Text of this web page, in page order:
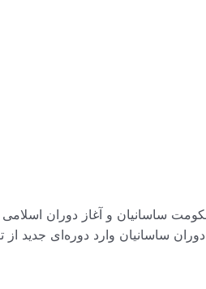
ساسانیان و آغاز دوران
ساسانیان وارد دوره‌ای جدید از